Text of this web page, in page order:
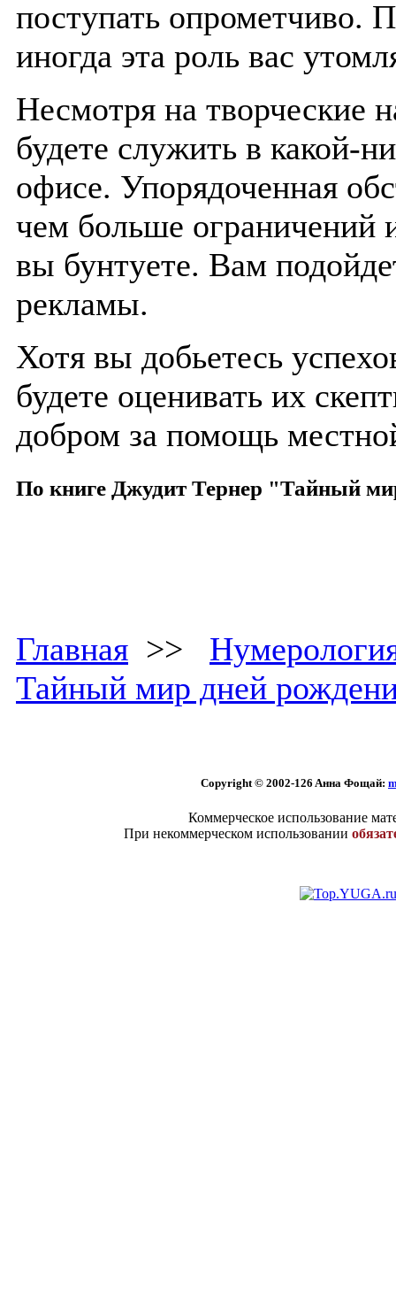
поступать опрометчиво.
иногда эта роль вас
Несмотря на творческие
будете служить в какой-
офисе. Упорядоченная
чем больше ограничений
вы бунтуете. Вам
рекламы.
Хотя вы добьетесь
будете оценивать их
добром за помощь
По книге Джудит Тернер "Тайный
Главная >>
Тайный мир дней
Copyright © 2002-126 Aннa Фoщaй:
Коммерческое использование
При некоммерческом использовании